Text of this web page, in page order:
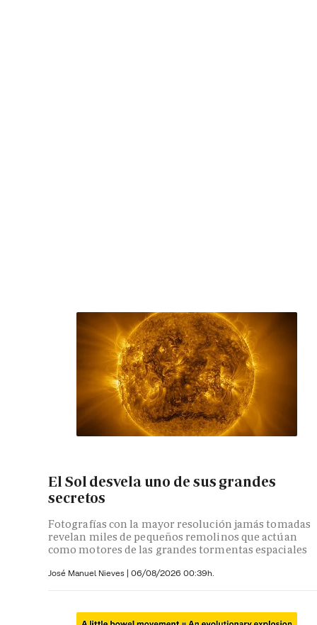
El Sol desvela uno de sus grandes
secretos
Fotografías con la mayor resolución jamás tomadas
revelan miles de pequeños remolinos que actúan
como motores de las grandes tormentas espaciales
José Manuel Nieves | 06/08/2026 00:39h.